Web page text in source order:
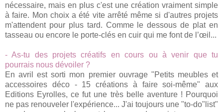
nécessaire, mais en plus c'est une création vraiment simple
à faire. Mon choix a été vite arrêté même si d'autres projets
m'attendent pour plus tard. Comme le dessous de plat en
tasseau ou encore le porte-clés en cuir qui me font de l’œil...
-As-tu des projets créatifs en cours ou à venir que tu
pourrais nous dévoiler ?
En avril est sorti mon premier ouvrage "Petits meubles et
accessoires déco - 15 créations à faire soi-même" aux
Editions Eyrolles, ce fut une très belle aventure ! Pourquoi
ne pas renouveler l'expérience... J'ai toujours une "to-do"list"